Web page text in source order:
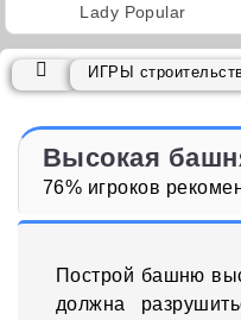
Lady Popular
ИГРЫ
Высокая
76% игроков
Построй башню
должна